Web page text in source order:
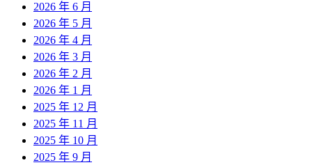
2026 年 6 月
2026 年 5 月
2026 年 4 月
2026 年 3 月
2026 年 2 月
2026 年 1 月
2025 年 12 月
2025 年 11 月
2025 年 10 月
2025 年 9 月